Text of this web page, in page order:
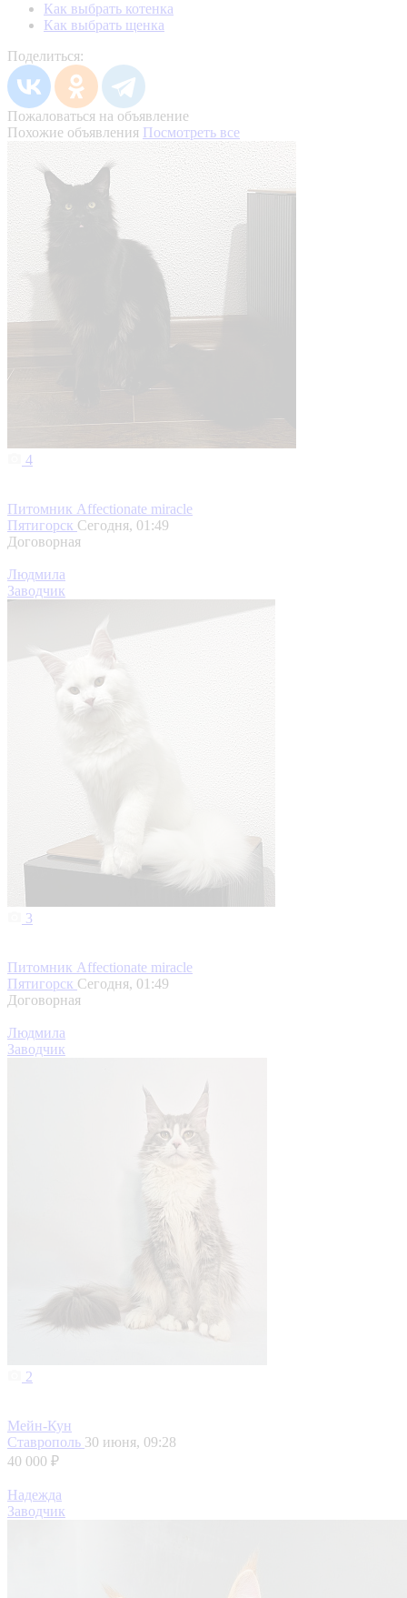
Как выбрать котенка
Как выбрать щенка
Поделиться:
Пожаловаться на объявление
Похожие объявления Посмотреть все
4
Питомник Affectionate miracle
Пятигорск Сегодня, 01:49
Договорная
Людмила
Заводчик
3
Питомник Affectionate miracle
Пятигорск Сегодня, 01:49
Договорная
Людмила
Заводчик
2
Мейн-Кун
Ставрополь 30 июня, 09:28
40 000 ₽
Надежда
Заводчик